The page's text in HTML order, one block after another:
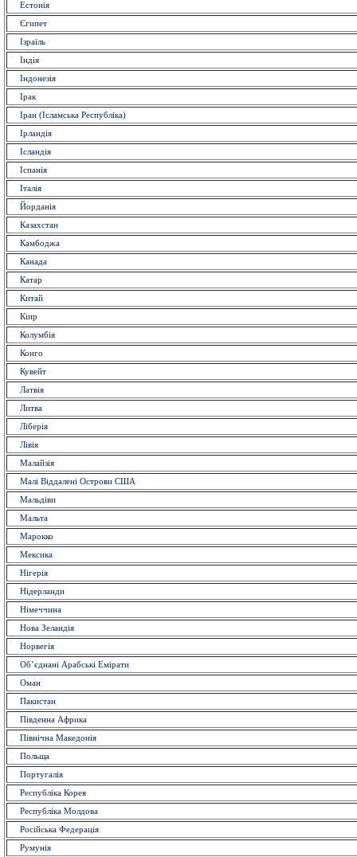
Естонія
Єгипет
Ізраїль
Індія
Індонезія
Ірак
Іран (Ісламська Республіка)
Ірландія
Ісландія
Іспанія
Італія
Йорданія
Казахстан
Камбоджа
Канада
Катар
Китай
Кіпр
Колумбія
Конго
Кувейт
Латвія
Литва
Ліберія
Лівія
Малайзія
Малі Віддалені Острови США
Мальдіви
Мальта
Марокко
Мексика
Нігерія
Нідерланди
Німеччина
Нова Зеландія
Норвегія
Об’єднані Арабські Емірати
Оман
Пакистан
Південна Африка
Північна Македонія
Польща
Португалія
Республіка Корея
Республіка Молдова
Російська Федерація
Румунія